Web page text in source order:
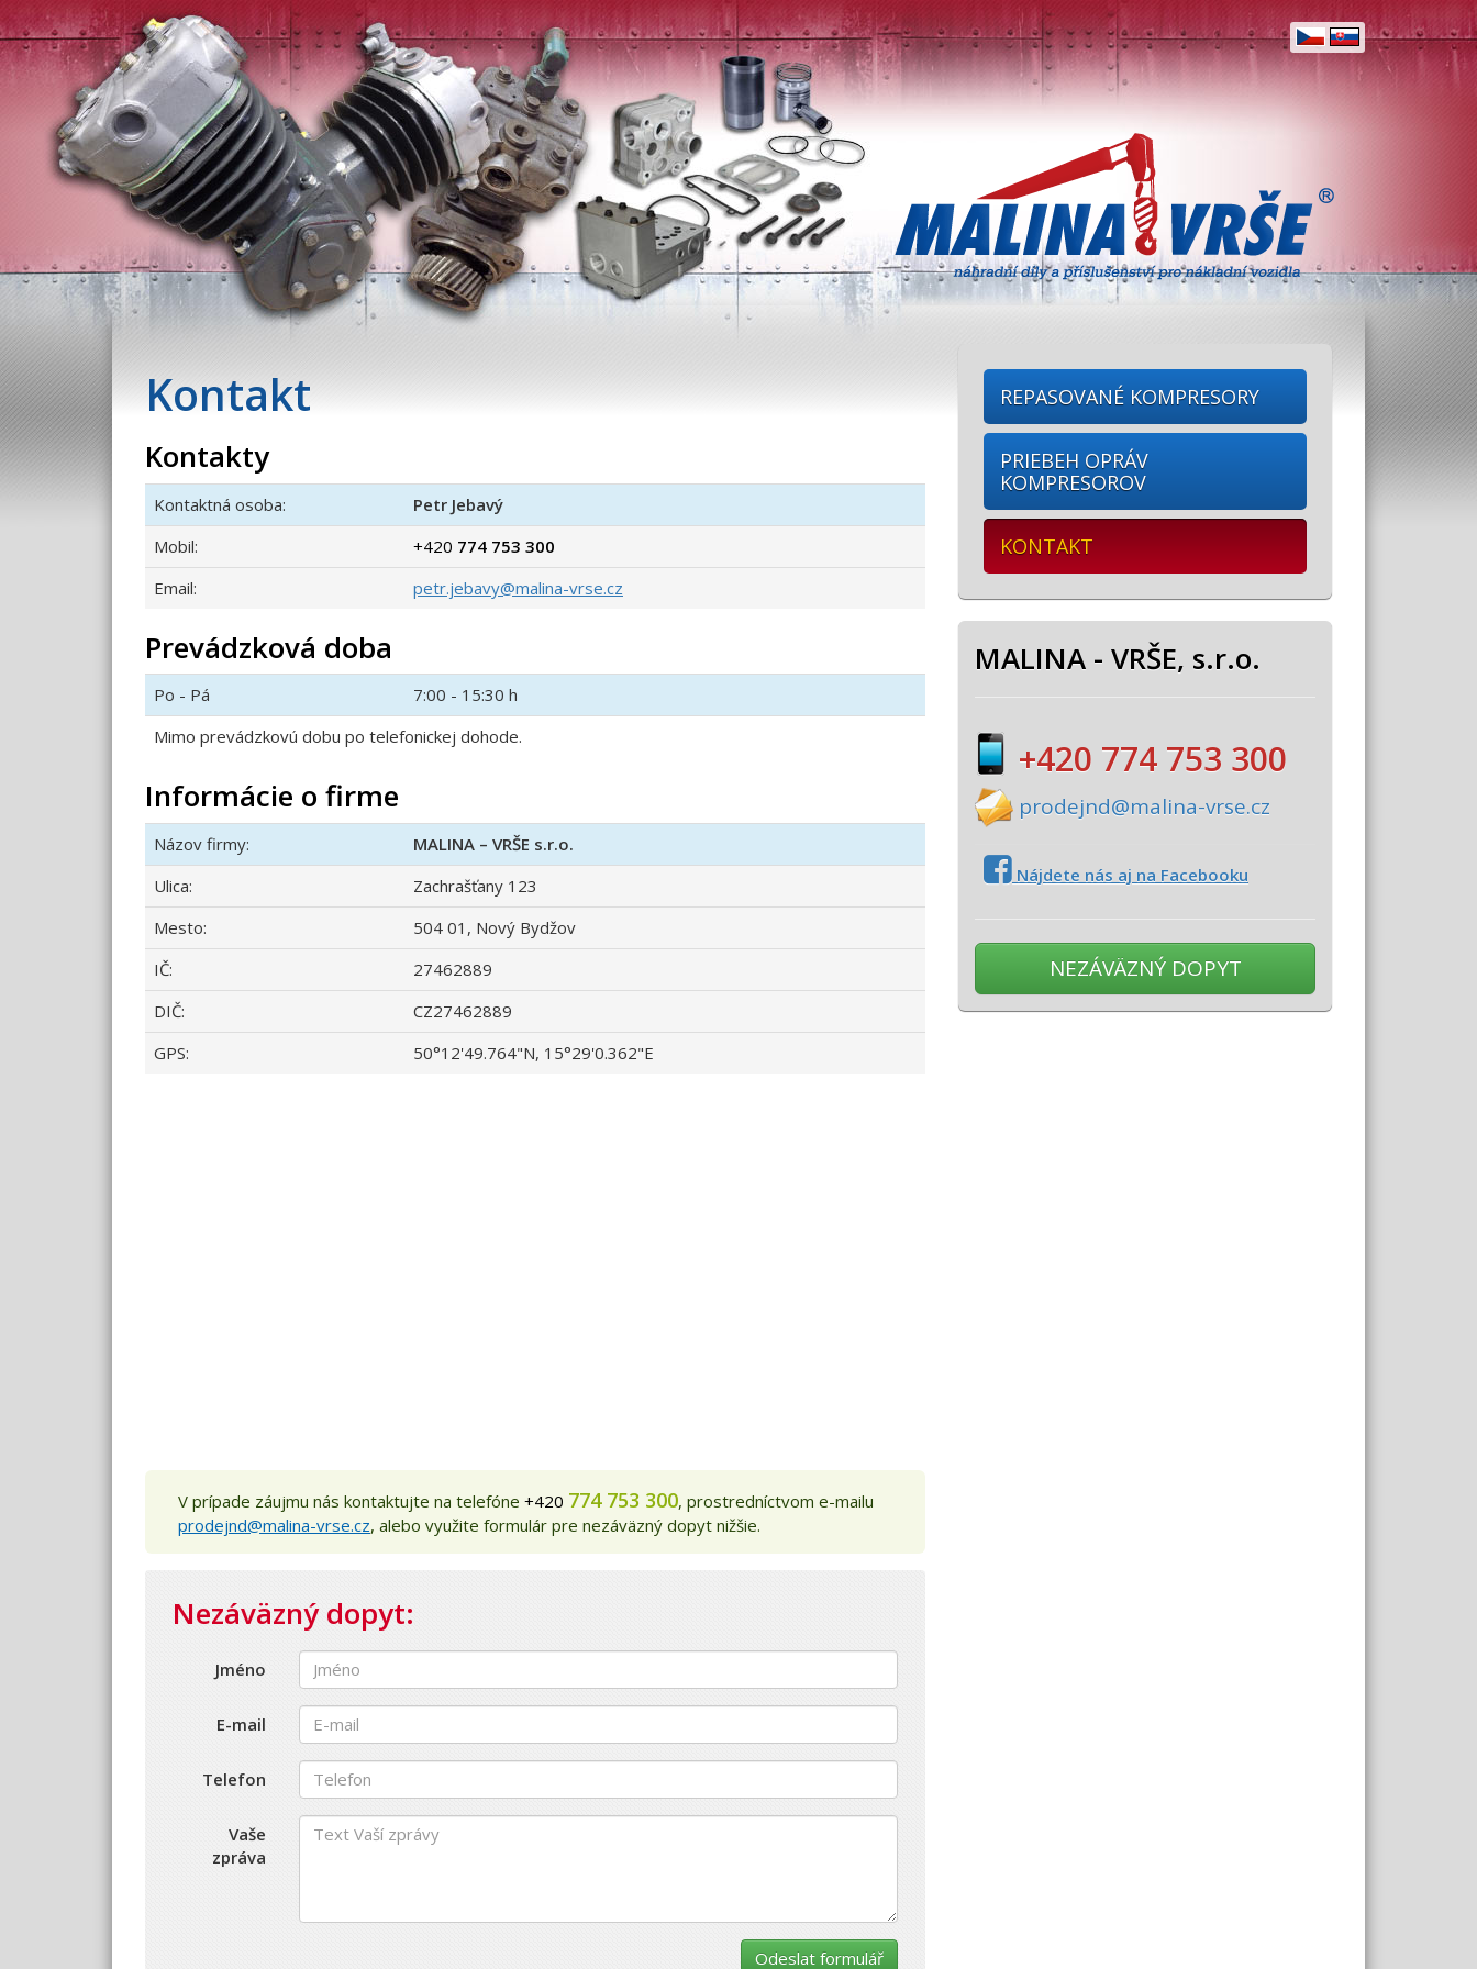
Kontakt
Kontakty
Kontaktná osoba:
Petr Jebavý
Mobil:
+420 774 753 300
Email:
petr.jebavy@malina-vrse.cz
Prevádzková doba
Po - Pá
7:00 - 15:30 h
Mimo prevádzkovú dobu po telefonickej dohode.
Informácie o firme
Názov firmy:
MALINA – VRŠE s.r.o.
Ulica:
Zachrašťany 123
Mesto:
504 01, Nový Bydžov
IČ:
27462889
DIČ:
CZ27462889
GPS:
50°12'49.764"N, 15°29'0.362"E
V prípade záujmu nás kontaktujte na telefóne +420 774 753 300, prostredníctvom e-mailu
prodejnd@malina-vrse.cz, alebo využite formulár pre nezáväzný dopyt nižšie.
Nezáväzný dopyt:
Jméno
E-mail
Telefon
Vaše
zpráva
Odeslat formulář
REPASOVANÉ KOMPRESORY
PRIEBEH OPRÁV
KOMPRESOROV
KONTAKT
MALINA - VRŠE, s.r.o.
+420 774 753 300
prodejnd@malina-vrse.cz
Nájdete nás aj na Facebooku
NEZÁVÄZNÝ DOPYT